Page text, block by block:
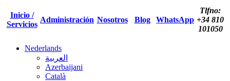
Inicio /
Servicios
Administración Nosotros Blog WhatsApp
Tlfno:
+34 810
101050
Nederlands
العربية
Azerbaijani
Català